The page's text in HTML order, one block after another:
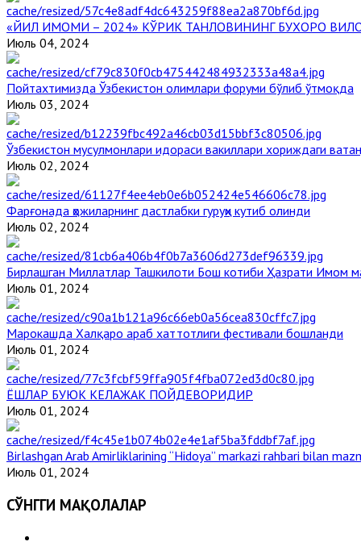
«ЙИЛ ИМОМИ – 2024» КЎРИК ТАНЛОВИНИНГ БУХОРО
Июль 04, 2024
Пойтахтимизда Ўзбекистон олимлари форуми бўлиб ўтмоқда
Июль 03, 2024
Ўзбекистон мусулмонлари идораси вакиллари хориждаги
Июль 02, 2024
Фарғонада ҳожиларнинг дастлабки гуруҳи кутиб олинди
Июль 02, 2024
Бирлашган Миллатлар Ташкилоти Бош котиби Ҳазрати Имом
Июль 01, 2024
Марокашда Халқаро араб хаттотлиги фестивали бошланди
Июль 01, 2024
ЁШЛАР БУЮК КЕЛАЖАК ПОЙДЕВОРИДИР
Июль 01, 2024
Birlashgan Arab Amirliklarining “Hidoya” markazi rahbari bilan
Июль 01, 2024
СЎНГГИ МАҚОЛАЛАР